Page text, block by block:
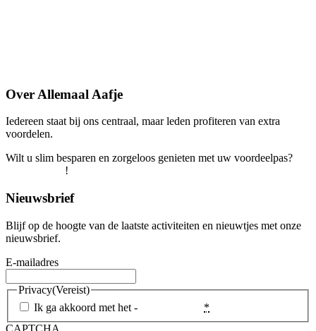
Over Allemaal Aafje
Iedereen staat bij ons centraal, maar leden profiteren van extra
voordelen.
Wilt u slim besparen en zorgeloos genieten met uw voordeelpas?
!
Nieuwsbrief
Blijf op de hoogte van de laatste activiteiten en nieuwtjes met onze
nieuwsbrief.
E-mailadres
Privacy(Vereist)
Ik ga akkoord met het -
*